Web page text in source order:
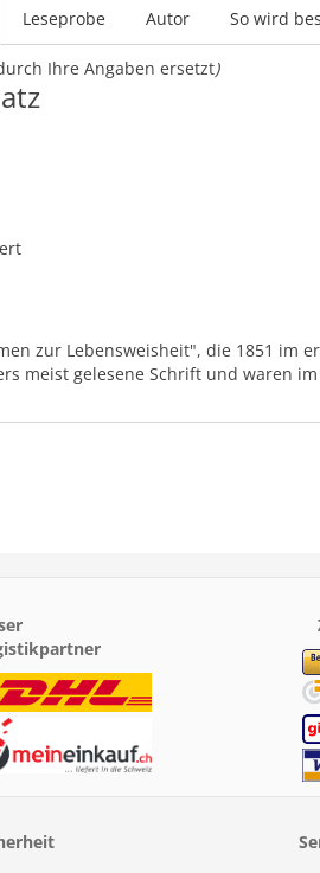
Leseprobe Autor So wird
Ihre Angaben ersetzt)
zur Lebensweisheit", die 1851 im
meist gelesene Schrift und waren